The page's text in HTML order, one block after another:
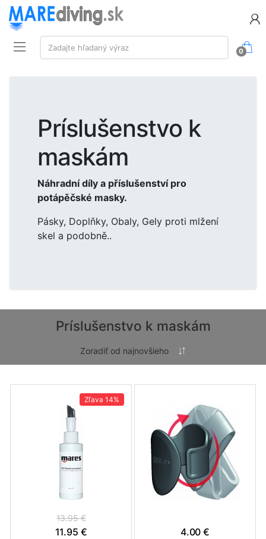
Vyhľadávanie:
Zadajte hľadaný výraz
0
Príslušenstvo k
maskám
Náhradní díly a příslušenství pro
potápěčské masky.
Pásky, Doplňky, Obaly, Gely proti mlžení
skel a podobně..
Príslušenstvo k maskám
Zľava 14%
13.95 €
11.95 € 4.00 €